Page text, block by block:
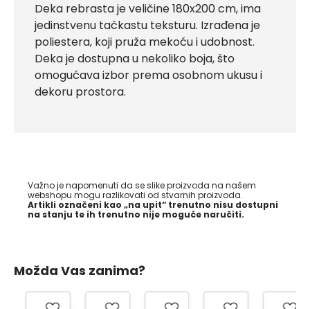
Deka rebrasta je veličine 180x200 cm, ima
jedinstvenu tačkastu teksturu. Izrađena je
poliestera, koji pruža mekoću i udobnost.
Deka je dostupna u nekoliko boja, što
omogućava izbor prema osobnom ukusu i
dekoru prostora.
Važno je napomenuti da se slike proizvoda na našem
webshopu mogu razlikovati od stvarnih proizvoda.
Artikli označeni kao „na upit“ trenutno nisu dostupni
na stanju te ih trenutno nije moguće naručiti.
Možda Vas zanima?